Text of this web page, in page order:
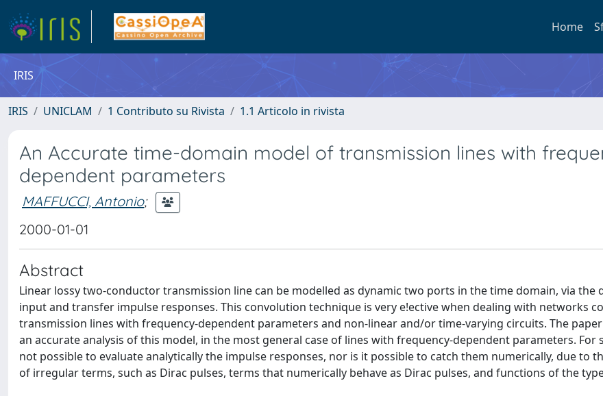
Home
IRIS
IRIS UNICLAM 1 Contributo su Rivista 1.1 Articolo in rivista
An Accurate time-domain model of transmission lines with
dependent parameters
MAFFUCCI, Antonio;
2000-01-01
Abstract
Linear lossy two-conductor transmission line can be modelled as dynamic two ports in the time domain, via the
input and transfer impulse responses. This convolution technique is very e!ective when dealing with networks
transmission lines with frequency-dependent parameters and non-linear and/or time-varying circuits. The
an accurate analysis of this model, in the most general case of lines with frequency-dependent parameters. For
not possible to evaluate analytically the impulse responses, nor is it possible to catch them numerically, due to
of irregular terms, such as Dirac pulses, terms that numerically behave as Dirac pulses, and functions of the